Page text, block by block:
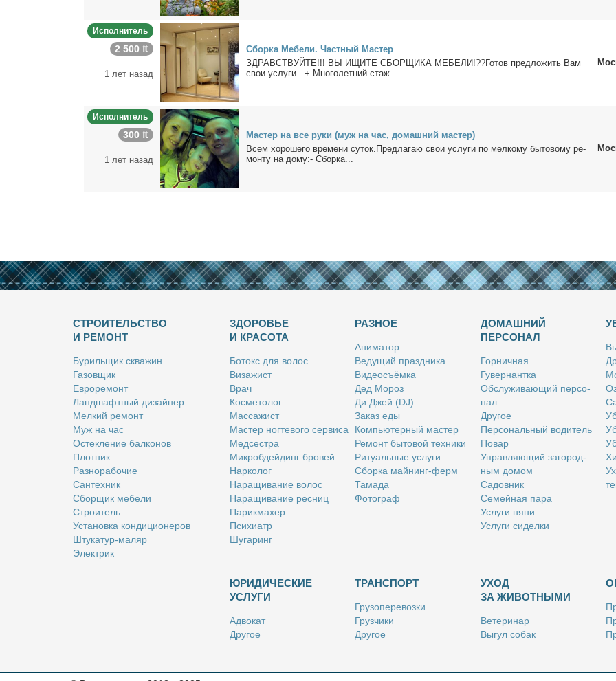
Исполнитель
2 500 ₶
1 лет назад
Сбор­ка Ме­бе­ли. Част­ный Ма­стер
ЗДРАВСТВУЙТЕ!!! ВЫ ИЩИТЕ СБОРЩИКА МЕБЕЛИ!??Го­тов пред­ло­жить Вам
свои услу­ги...+ Мно­го­лет­ний стаж...
Исполнитель
300 ₶
1 лет назад
Ма­стер на все ру­ки (муж на час, до­маш­ний ма­стер)
Всем хо­ро­ше­го вре­ме­ни су­ток.Пред­ла­гаю свои услу­ги по мел­ко­му бы­то­во­му ре­
мон­ту на до­му:- Сбор­ка...
СТРОИТЕЛЬСТВО
И РЕМОНТ
Бу­риль­щик сква­жин
Га­зов­щик
Ев­ро­ре­монт
Ланд­шафт­ный ди­зай­нер
Мел­кий ре­монт
Муж на час
Остек­ле­ние бал­ко­нов
Плот­ник
Раз­но­ра­бо­чие
Сан­тех­ник
Сбор­щик ме­бе­ли
Стро­и­тель
Уста­нов­ка кон­ди­ци­о­не­ров
Шту­ка­тур-ма­ляр
Элек­трик
ЗДОРОВЬЕ
И КРАСОТА
Бо­токс для во­лос
Ви­за­жист
Врач
Кос­ме­то­лог
Мас­са­жист
Ма­стер ног­те­во­го сер­ви­са
Мед­сест­ра
Мик­роб­дей­динг бро­вей
Нар­ко­лог
На­ра­щи­ва­ние во­лос
На­ра­щи­ва­ние рес­ниц
Па­рик­махер
Пси­хи­атр
Шу­га­ринг
РАЗНОЕ
Ани­ма­тор
Ве­ду­щий празд­ни­ка
Ви­део­съём­ка
Дед Мо­роз
Ди Джей (DJ)
За­каз еды
Ком­пью­тер­ный ма­стер
Ре­монт бы­то­вой тех­ни­ки
Ри­ту­аль­ные услу­ги
Сбор­ка май­нинг-ферм
Та­ма­да
Фо­то­граф
ДОМАШНИЙ
ПЕРСОНАЛ
Гор­нич­ная
Гу­вер­нант­ка
Об­слу­жи­ва­ю­щий пер­со­
нал
Дру­гое
Пер­со­наль­ный во­ди­тель
По­вар
Управ­ля­ю­щий за­го­род­
ным до­мом
Са­дов­ник
Се­мей­ная па­ра
Услу­ги ня­ни
Услу­ги си­дел­ки
ЮРИДИЧЕСКИЕ
УСЛУГИ
Адво­кат
Дру­гое
Ри­эл­тор
ТРАНСПОРТ
Гру­зо­пе­ре­воз­ки
Груз­чи­ки
Дру­гое
Так­си
УХОД
ЗА ЖИВОТНЫМИ
Ве­те­ри­нар
Вы­гул со­бак
Стриж­ка жи­вот­ных